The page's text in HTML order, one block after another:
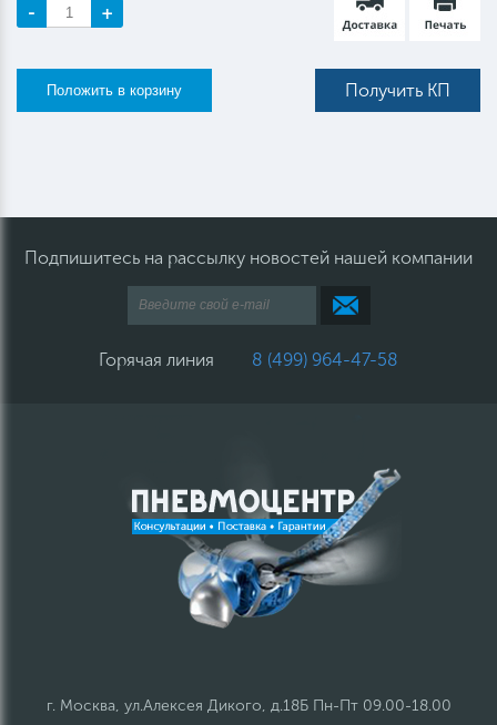
- +
Получить КП
Подпишитесь на рассылку новостей нашей компании
Горячая линия 8 (499) 964-47-58
г. Москва, ул.Алексея Дикого, д.18Б Пн-Пт 09.00-18.00